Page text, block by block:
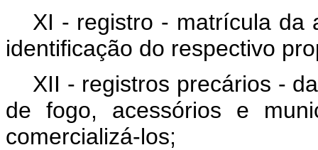
XI - registro - matrícula da
identificação do respectivo
XII - registros precários -
de fogo, acessórios e
comercializá-los;